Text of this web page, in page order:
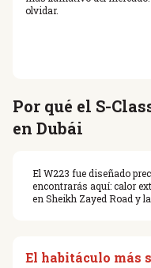
olvidar.
Por qué el S-
en Dubái
El W223 fue diseñado
encontrarás aquí: calor
en Sheikh Zayed Road y
El habitáculo más